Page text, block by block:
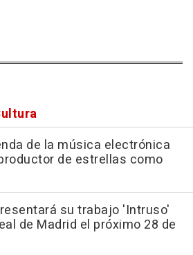
de la música electrónica
de estrellas como
su trabajo 'Intruso'
de Madrid el próximo 28 de